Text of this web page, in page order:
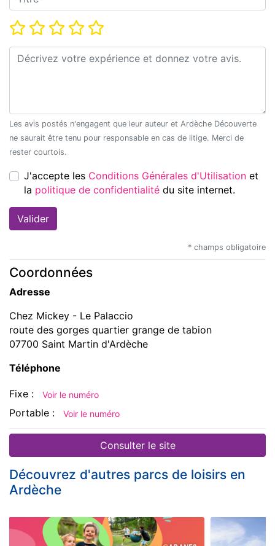
Note*
Commentaire*
Les avis postés n'engagent que leur auteur et Ardèche Découverte
ne saurait être tenu pour responsable en cas de litige. Merci de
rester courtois.
J'accepte les Conditions Générales d'Utilisation et
la
politique de confidentialité du site internet.
* champs obligatoire
Coordonnées
Adresse
Chez Mickey - Le Palaccio
route des gorges quartier grange de tabion
07700 Saint Martin d'Ardèche
Téléphone
Fixe : Voir le numéro
Portable : Voir le numéro
Consulter le site
Découvrez d'autres parcs de loisirs en
Ardèche